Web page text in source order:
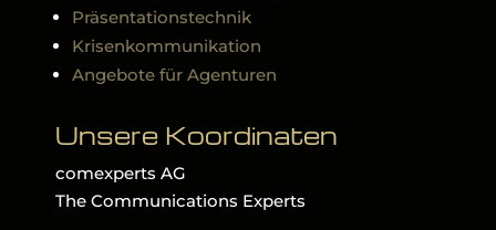
Präsentationstechnik
Krisenkommunikation
Angebote für Agenturen
Unsere Koordinaten
comexperts AG
The Communications Experts